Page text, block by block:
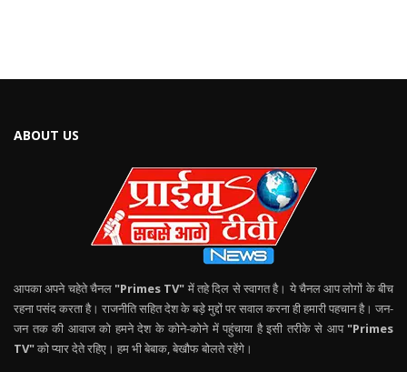
ABOUT US
आपका अपने चहेते चैनल "Primes TV" में तहे दिल से स्वागत है। ये चैनल आप लोगों के बीच
रहना पसंद करता है। राजनीति सहित देश के बड़े मुद्दों पर सवाल करना ही हमारी पहचान है। जन-
जन तक की आवाज को हमने देश के कोने-कोने में पहुंचाया है इसी तरीके से आप "Primes
TV"को प्यार देते रहिए। हम भी बेबाक, बेखौफ बोलते रहेंगे।